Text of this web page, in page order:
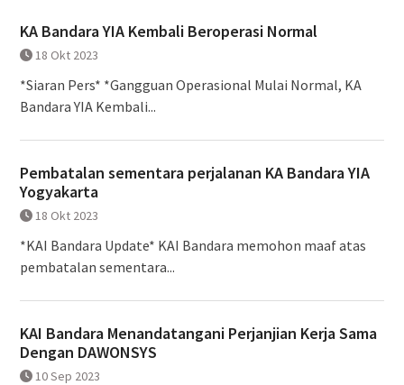
KA Bandara YIA Kembali Beroperasi Normal
18 Okt 2023
*Siaran Pers* *Gangguan Operasional Mulai Normal, KA
Bandara YIA Kembali...
Pembatalan sementara perjalanan KA Bandara YIA
Yogyakarta
18 Okt 2023
*KAI Bandara Update* KAI Bandara memohon maaf atas
pembatalan sementara...
KAI Bandara Menandatangani Perjanjian Kerja Sama
Dengan DAWONSYS
10 Sep 2023